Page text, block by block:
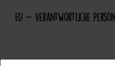
EU - Verantwortliche Person